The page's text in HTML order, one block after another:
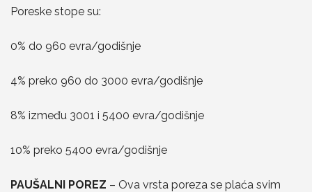
Poreske stope su:
0% do 960 evra/godišnje
4% preko 960 do 3000 evra/godišnje
8% između 3001 i 5400 evra/godišnje
10% preko 5400 evra/godišnje
PAUŠALNI POREZ – Ova vrsta poreza se plaća svim